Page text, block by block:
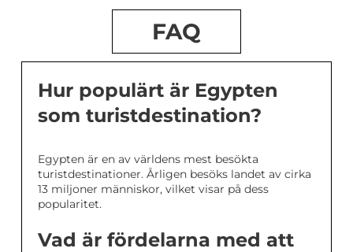
FAQ
Hur populärt är Egypten
som turistdestination?
Egypten är en av världens mest besökta
turistdestinationer. Årligen besöks landet av cirka
13 miljoner människor, vilket visar på dess
popularitet.
Vad är fördelarna med att